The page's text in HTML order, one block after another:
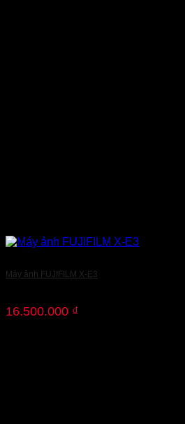
Máy ảnh FUJIFILM X-E3
16.500.000 ₫